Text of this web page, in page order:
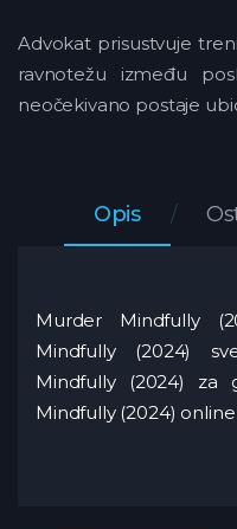
Advokat prisustvuje
ravnotežu između
neočekivano postaje
Opis
Murder Mindfully
Mindfully (2024)
Mindfully (2024) za
Mindfully (2024)